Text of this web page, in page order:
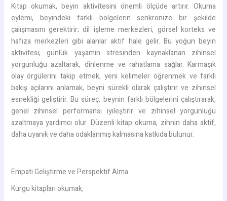
Kitap okumak, beyin aktivitesini önemli ölçüde artırır. Okuma
eylemi, beyindeki farklı bölgelerin senkronize bir şekilde
çalışmasını gerektirir; dil işleme merkezleri, görsel korteks ve
hafıza merkezleri gibi alanlar aktif hale gelir. Bu yoğun beyin
aktivitesi, günlük yaşamın stresinden kaynaklanan zihinsel
yorgunluğu azaltarak, dinlenme ve rahatlama sağlar. Karmaşık
olay örgülerini takip etmek, yeni kelimeler öğrenmek ve farklı
bakış açılarını anlamak, beyni sürekli olarak çalıştırır ve zihinsel
esnekliği geliştirir. Bu süreç, beynin farklı bölgelerini çalıştırarak,
genel zihinsel performansı iyileştirir ve zihinsel yorgunluğu
azaltmaya yardımcı olur. Düzenli kitap okuma, zihnin daha aktif,
daha uyanık ve daha odaklanmış kalmasına katkıda bulunur.
Empati Geliştirme ve Perspektif Alma
Kurgu kitapları okumak,